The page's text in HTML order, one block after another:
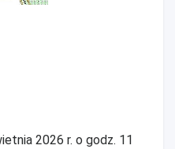
2026 r. o godz. 11